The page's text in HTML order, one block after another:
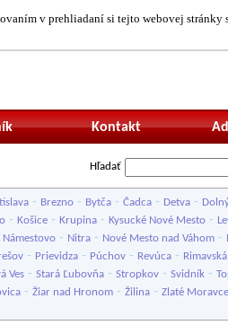
v prehliadaní si tejto webovej stránky
Kontakt
Hľadať
- Brezno - Bytča - Čadca - Detva -
- Košice - Krupina - Kysucké Nové Mesto -
Námestovo - Nitra - Nové Mesto nad Váhom -
- Prievidza - Púchov - Revúca -
Ves - Stará Ľubovňa - Stropkov - Svidník -
- Žiar nad Hronom - Žilina - Zlaté Moravce